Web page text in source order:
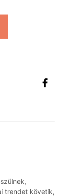
trendet követik,